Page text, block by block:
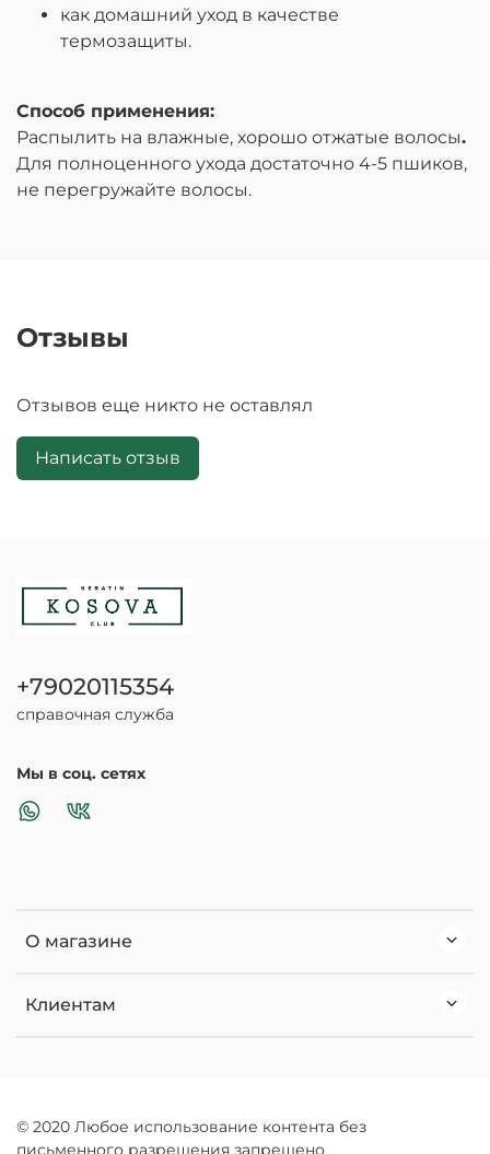
как домашний уход в качестве
термозащиты.
Способ применения:
Распылить на влажные, хорошо отжатые волосы.
Для полноценного ухода достаточно 4-5 пшиков,
не перегружайте волосы.
Отзывы
Отзывов еще никто не оставлял
Написать отзыв
О магазине
Клиентам
+79020115354
справочная служба
Мы в соц. сетях
© 2020 Любое использование контента без
письменного разрешения запрещено